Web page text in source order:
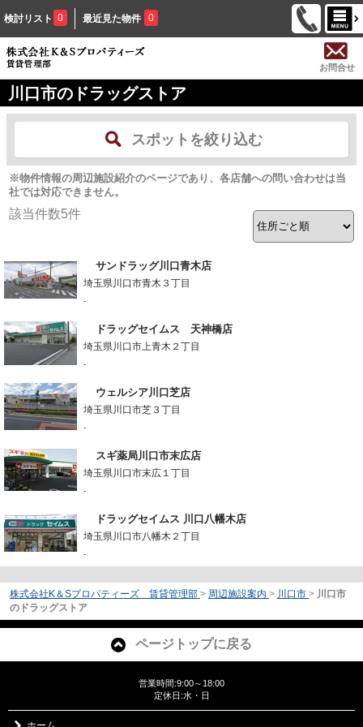
検討リスト 0 最近見た物件 0
お問合せ
川口市のドラッグストア
スポットを絞り込む
※物件情報の周辺施設紹介のページであり、各店舗への問い合わせは当
社では対応できません。
該当件数5件
サンドラッグ川口青木店
埼玉県川口市青木３丁目
-
ドラッグセイムス 天神橋店
埼玉県川口市上青木２丁目
-
ウェルシア川口芝店
埼玉県川口市芝３丁目
-
スギ薬局川口市末広店
埼玉県川口市末広１丁目
-
ドラッグセイムス 川口八幡木店
埼玉県川口市八幡木２丁目
-
株式会社K＆Sプロパティーズ 賃貸管理部 > 周辺施設案内 > 川口市 > 川口市
のドラッグストア
ページトップに戻る
営業時間:9:00～18:00
定休日:水・日